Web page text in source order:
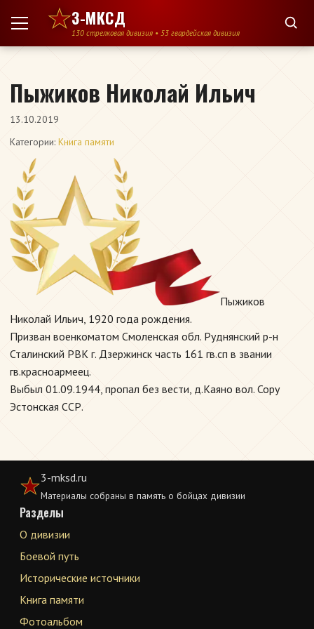
Перейти к содержимому
3-МКСД
130 стрелковая дивизия • 53 гвардейская дивизия
Пыжиков Николай Ильич
13.10.2019
Категории: Книга памяти
Пыжиков
Николай Ильич, 1920 года рождения.
Призван военкоматом Смоленская обл. Руднянский р-н
Сталинский РВК г. Дзержинск часть 161 гв.сп в звании
гв.красноармеец.
Выбыл 01.09.1944, пропал без вести, д.Каяно вол. Сору
Эстонская ССР.
3-mksd.ru
Материалы собраны в память о бойцах дивизии
Разделы
О дивизии
Боевой путь
Исторические источники
Книга памяти
Фотоальбом